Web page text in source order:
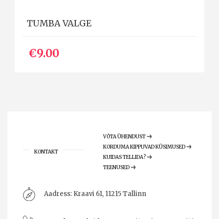
TUMBA VALGE
€9.00
KONTAKT
VÕTA ÜHENDUST
KORDUMA KIPPUVAD KÜSIMUSED
KUIDAS TELLIDA?
TEENUSED
Aadress: Kraavi 61, 11215 Tallinn